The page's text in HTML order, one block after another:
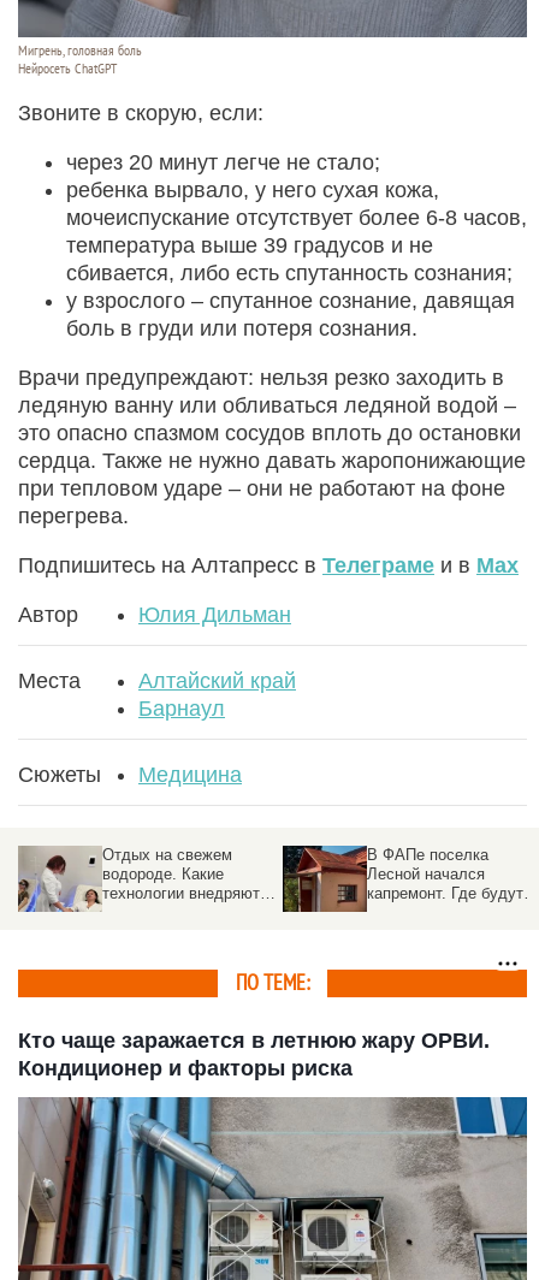
Мигрень, головная боль
Нейросеть ChatGPT
Звоните в скорую, если:
через 20 минут легче не стало;
ребенка вырвало, у него сухая кожа,
мочеиспускание отсутствует более 6-8 часов,
температура выше 39 градусов и не
сбивается, либо есть спутанность сознания;
у взрослого – спутанное сознание, давящая
боль в груди или потеря сознания.
Врачи предупреждают: нельзя резко заходить в
ледяную ванну или обливаться ледяной водой –
это опасно спазмом сосудов вплоть до остановки
сердца. Также не нужно давать жаропонижающие
при тепловом ударе – они не работают на фоне
перегрева.
Подпишитесь на Алтапресс в Телеграме и в Max
Автор Юлия Дильман
Места
Алтайский край
Барнаул
Сюжеты Медицина
Отдых на свежем
водороде. Какие
технологии внедряют в
В ФАПе поселка
Лесной начался
капремонт. Где будут
ПО ТЕМЕ:
Кто чаще заражается в летнюю жару ОРВИ.
Кондиционер и факторы риска